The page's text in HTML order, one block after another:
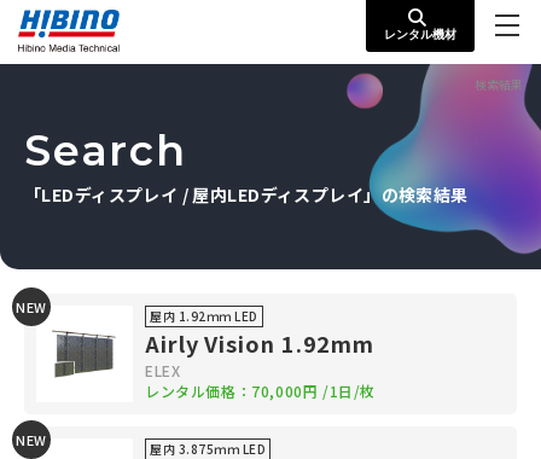
レンタル機材
検索結果
Search
「LEDディスプレイ / 屋内LEDディスプレイ」の検索結果
NEW 屋内 1.92ｍｍ LED
Airly Vision 1.92mm
ELEX
レンタル価格： 70,000円 /1日/枚
NEW 屋内 3.875ｍｍ LED